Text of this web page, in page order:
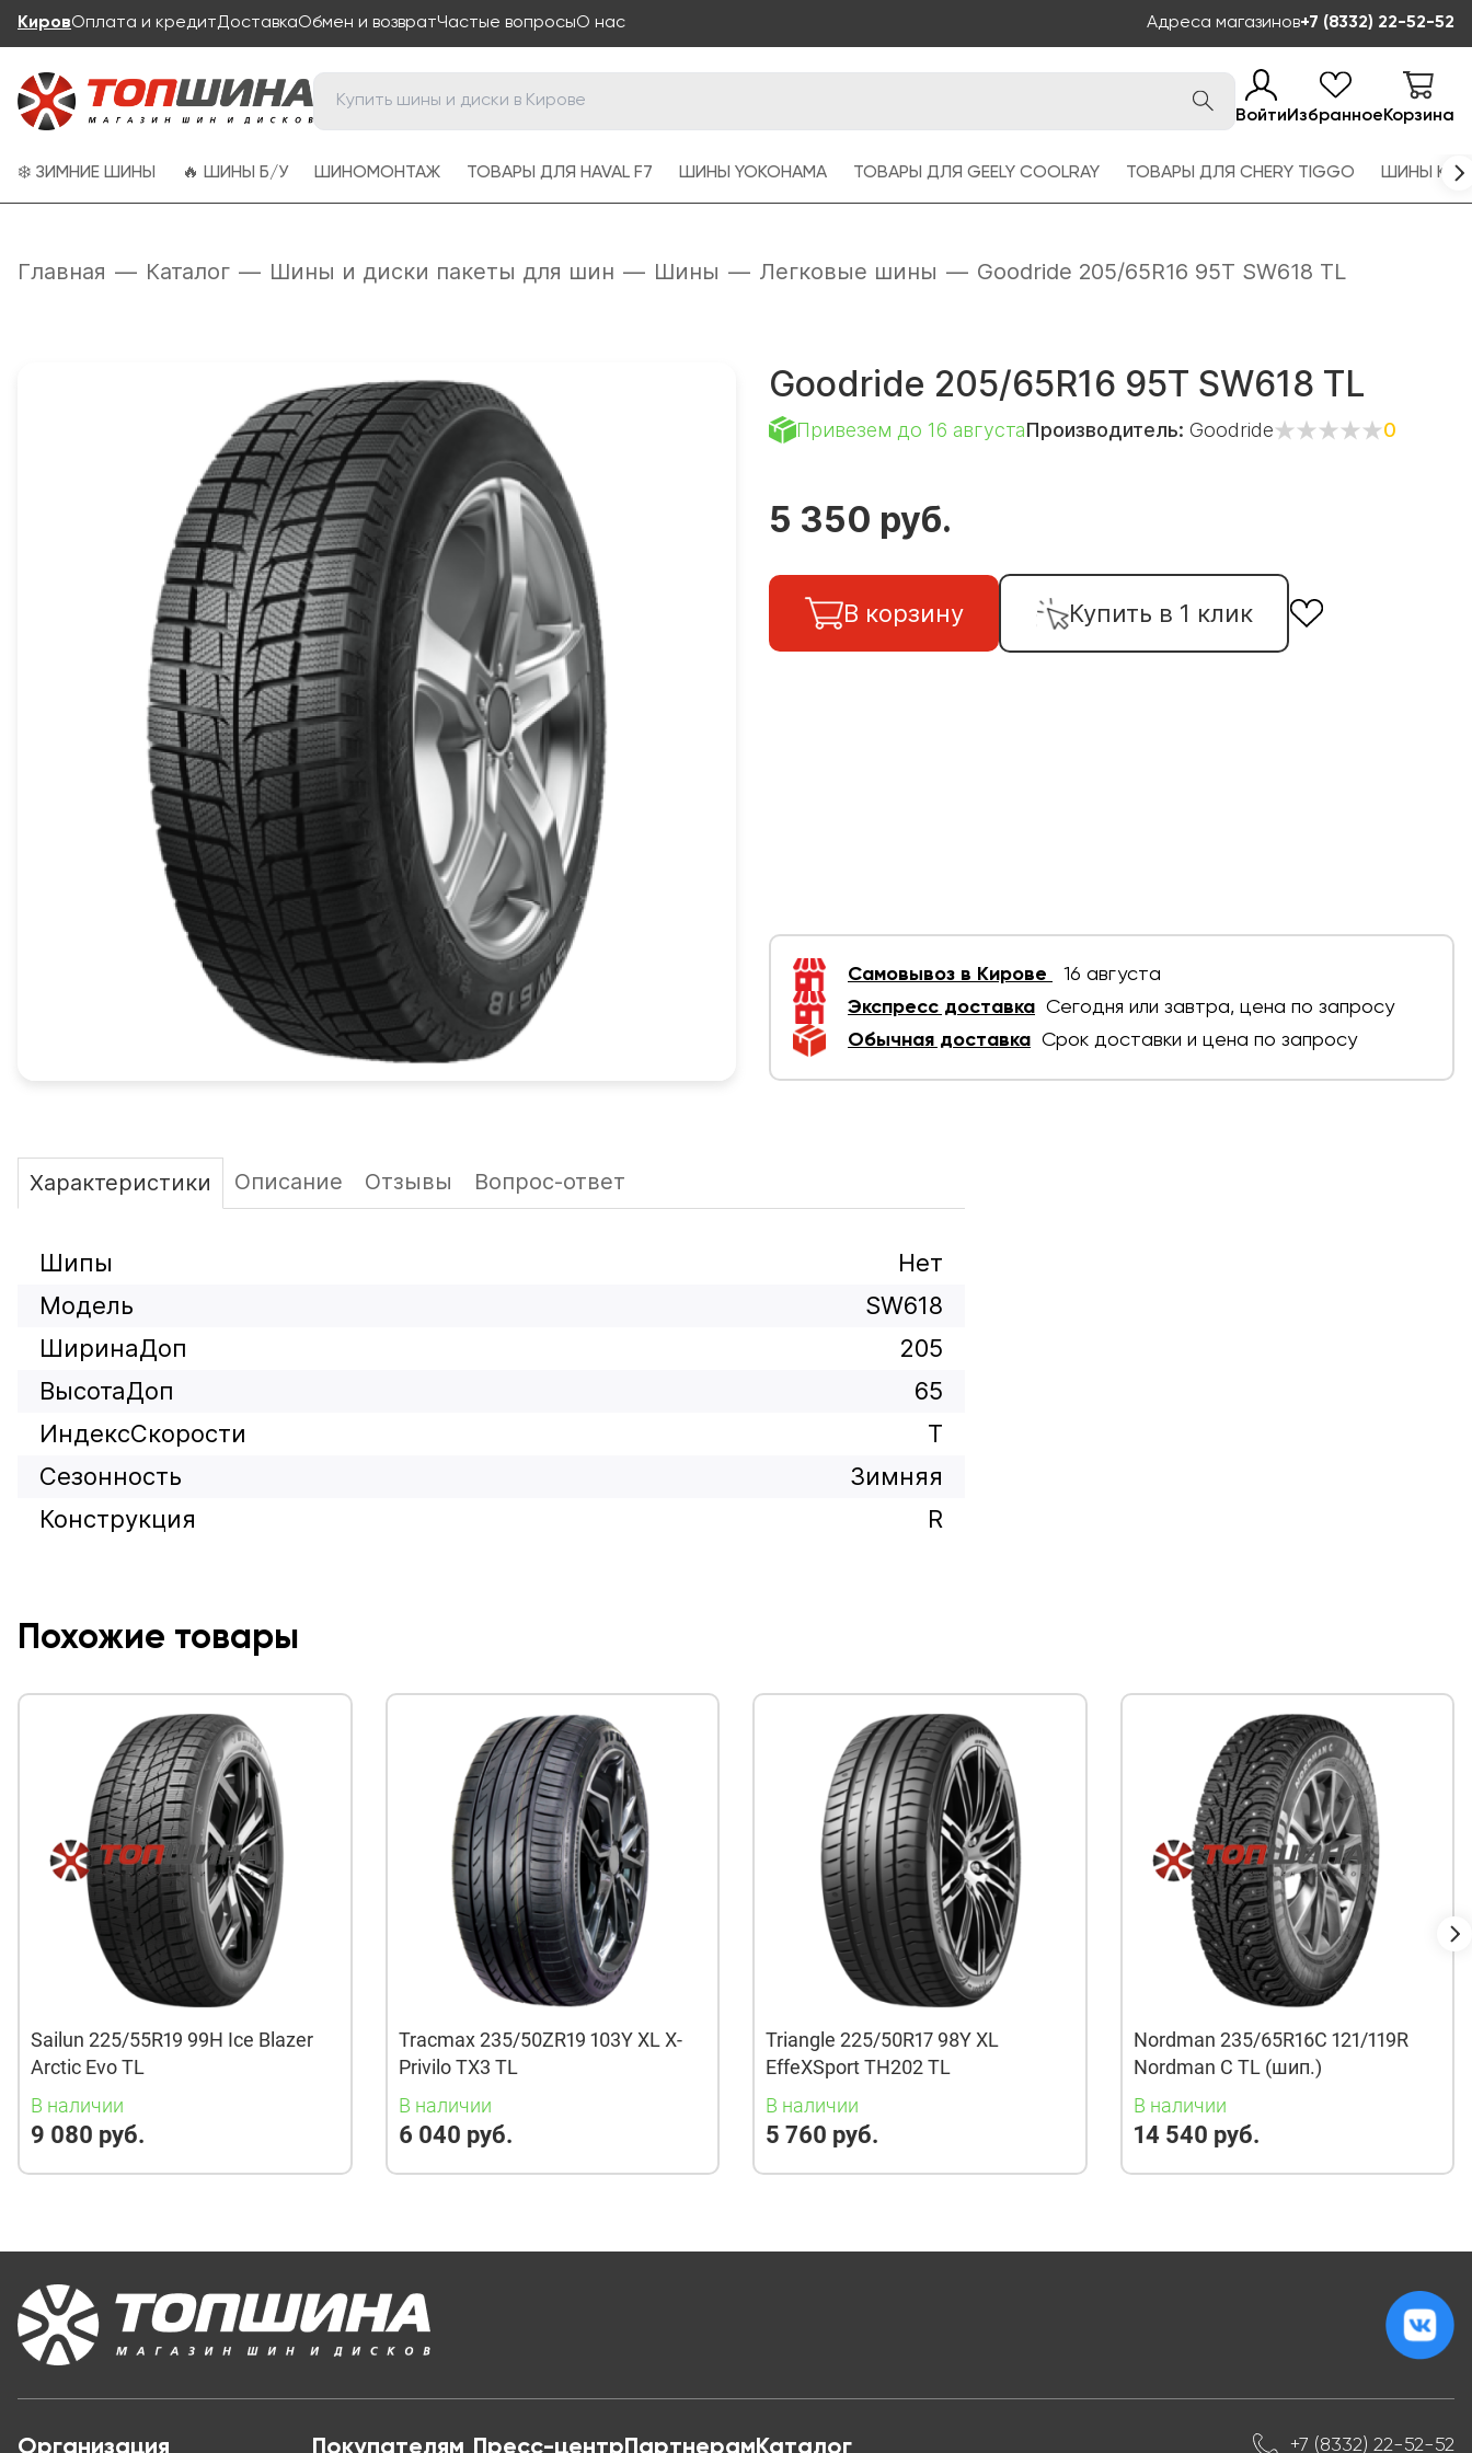
КировОплата и кредитДоставкаОбмен и возвратЧастые вопросыО нас Адреса магазинов+7 (8332) 22-52-52
ВойтиИзбранноеКорзина
❄️ ЗИМНИЕ ШИНЫ 🔥 ШИНЫ Б/У ШИНОМОНТАЖ ТОВАРЫ ДЛЯ HAVAL F7 ШИНЫ YOKOHAMA ТОВАРЫ ДЛЯ GEELY COOLRAY ТОВАРЫ ДЛЯ CHERY TIGGO ШИНЫ
Главная — Каталог — Шины и диски пакеты для шин — Шины — Легковые шины — Goodride 205/65R16 95T SW618 TL
Goodride 205/65R16 95T SW618 TL
Привезем до 16 августаПроизводитель: Goodride 0
5 350 руб.
В корзину Купить в 1 клик
Самовывоз в Кирове
16 августа
Экспресс доставка Сегодня или завтра, цена по запросу
Обычная доставка Срок доставки и цена по запросу
Характеристики Описание Отзывы Вопрос-ответ
Шипы
Нет
Модель
SW618
ШиринаДоп
205
ВысотаДоп
65
ИндексСкорости
T
Сезонность
Зимняя
Конструкция
R
Похожие товары
Sailun 225/55R19 99H Ice Blazer
Arctic Evo TL
В наличии
9 080 руб.
Tracmax 235/50ZR19 103Y XL X-
Privilo TX3 TL
В наличии
6 040 руб.
Triangle 225/50R17 98Y XL
EffeXSport TH202 TL
В наличии
5 760 руб.
Nordman 235/65R16C 121/119R
Nordman C TL (шип.)
В наличии
14 540 руб.
Организация Покупателям Пресс-центрПартнерамКаталог +7 (8332) 22-52-52